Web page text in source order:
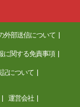
外部送信について
に関する免責事項
について
運営会社